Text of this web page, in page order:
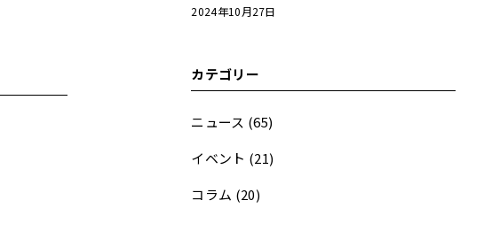
2024年10月27日
カテゴリー
ニュース (65)
イベント (21)
コラム (20)